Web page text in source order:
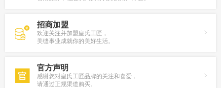
招商加盟
欢迎关注并加盟皇氏工匠，
美缝事业成就你的美好生活。
官方声明
感谢您对皇氏工匠品牌的关注和喜爱，
请通过正规渠道购买。